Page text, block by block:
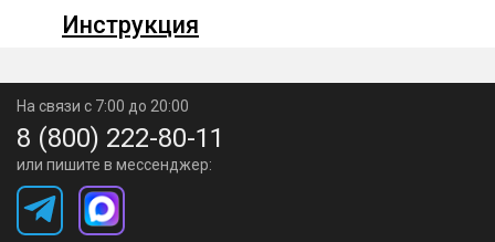
конфигурации можно качественно отделить примеси,
Тарелки в 3 раза эффективнее удерживают аромат, чем
обычная колонна, при этом куда лучше сдерживают
«хвосты». Именно поэтому тарельчатая колонна всегда
Инструкция
На связи с 7:00 до 20:00
8 (800) 222-80-11
или пишите в мессенджер: